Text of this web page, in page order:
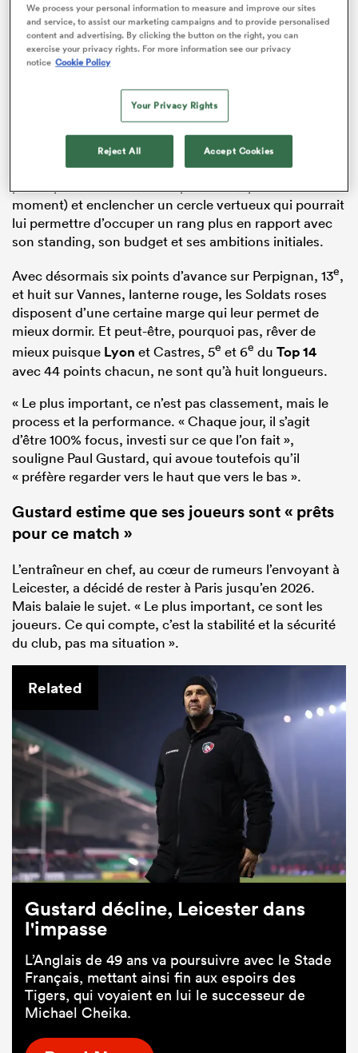
Il se déplace ce samedi à Montpellier pour réaliser une
autre première : remporter un match à l’extérieur (deux
points pris seulement en déplacement pour le
moment) et enclencher un cercle vertueux qui pourrait
lui permettre d’occuper un rang plus en rapport avec
son standing, son budget et ses ambitions initiales.
Avec désormais six points d’avance sur Perpignan, 13e,
et huit sur Vannes, lanterne rouge, les Soldats roses
disposent d’une certaine marge qui leur permet de
mieux dormir. Et peut-être, pourquoi pas, rêver de
mieux puisque Lyon et Castres, 5e et 6e du Top 14
avec 44 points chacun, ne sont qu’à huit longueurs.
« Le plus important, ce n’est pas classement, mais le
process et la performance. « Chaque jour, il s’agit
d’être 100% focus, investi sur ce que l’on fait »,
souligne Paul Gustard, qui avoue toutefois qu’il
« préfère regarder vers le haut que vers le bas ».
Gustard estime que ses joueurs sont « prêts
pour ce match »
L’entraîneur en chef, au cœur de rumeurs l’envoyant à
Leicester, a décidé de rester à Paris jusqu’en 2026.
Mais balaie le sujet. « Le plus important, ce sont les
joueurs. Ce qui compte, c’est la stabilité et la sécurité
du club, pas ma situation ».
Related
Gustard décline, Leicester dans
l'impasse
L’Anglais de 49 ans va poursuivre avec le Stade
Français, mettant ainsi fin aux espoirs des
Tigers, qui voyaient en lui le successeur de
Michael Cheika.
We process your personal information to measure and improve our sites
and service, to assist our marketing campaigns and to provide personalised
content and advertising. By clicking the button on the right, you can
exercise your privacy rights. For more information see our privacy
notice Cookie Policy
Your Privacy Rights
Reject All Accept Cookies